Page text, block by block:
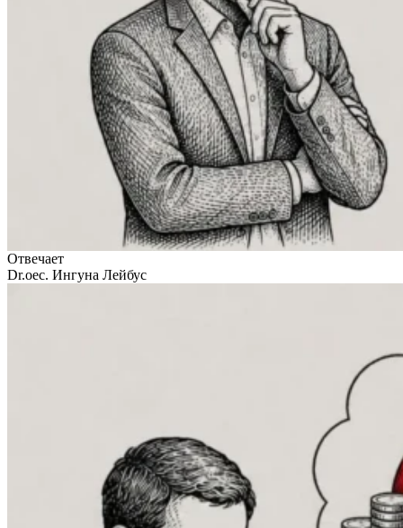
Отвечает
Dr.oec. Ингуна Лейбус